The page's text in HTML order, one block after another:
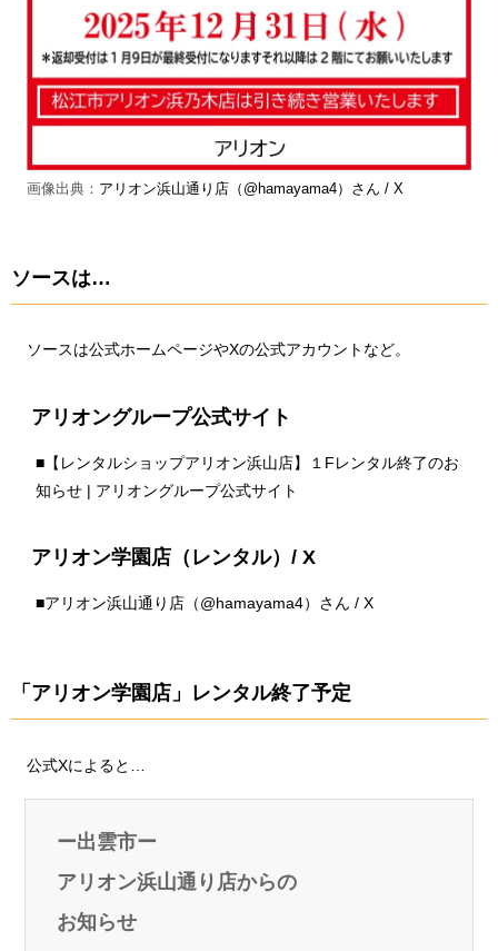
画像出典： アリオン浜山通り店（@hamayama4）さん / X
ソースは…
ソースは公式ホームページやXの公式アカウントなど。
アリオングループ公式サイト
■【レンタルショップアリオン浜山店】１Fレンタル終了のお
知らせ | アリオングループ公式サイト
アリオン学園店（レンタル）/ X
■アリオン浜山通り店（@hamayama4）さん / X
「アリオン学園店」レンタル終了予定
公式Xによると…
ー出雲市ー
アリオン浜山通り店からの
お知らせ